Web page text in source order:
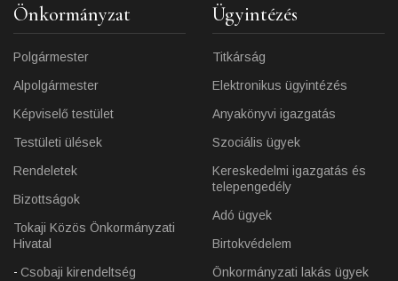
Önkormányzat
Polgármester
Alpolgármester
Képviselő testület
Testületi ülések
Rendeletek
Bizottságok
Tokaji Közös Önkormányzati
Hivatal
Csobaji kirendeltség
Ügyintézés
Titkárság
Elektronikus ügyintézés
Anyakönyvi igazgatás
Szociális ügyek
Kereskedelmi igazgatás és
telepengedély
Adó ügyek
Birtokvédelem
Önkormányzati lakás ügyek